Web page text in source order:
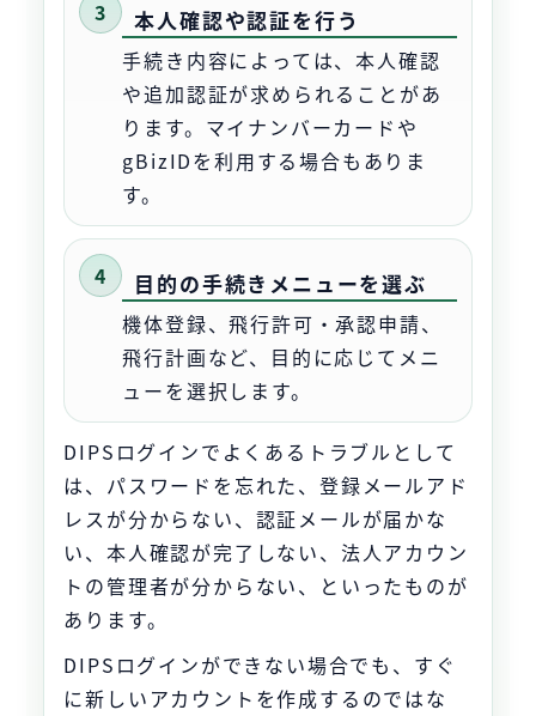
本人確認や認証を行う
手続き内容によっては、本人確認
や追加認証が求められることがあ
ります。マイナンバーカードや
gBizIDを利用する場合もありま
す。
目的の手続きメニューを選ぶ
機体登録、飛行許可・承認申請、
飛行計画など、目的に応じてメニ
ューを選択します。
DIPSログインでよくあるトラブルとして
は、パスワードを忘れた、登録メールアド
レスが分からない、認証メールが届かな
い、本人確認が完了しない、法人アカウン
トの管理者が分からない、といったものが
あります。
DIPSログインができない場合でも、すぐ
に新しいアカウントを作成するのではな